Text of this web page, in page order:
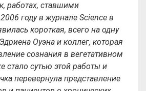
работах, ставшими
году в журнале Science в
короткая, всего на одну
Эдриена Оуэна и коллег, которая
сознания в вегетативном
стало сутью этой работы и
перевернула представление